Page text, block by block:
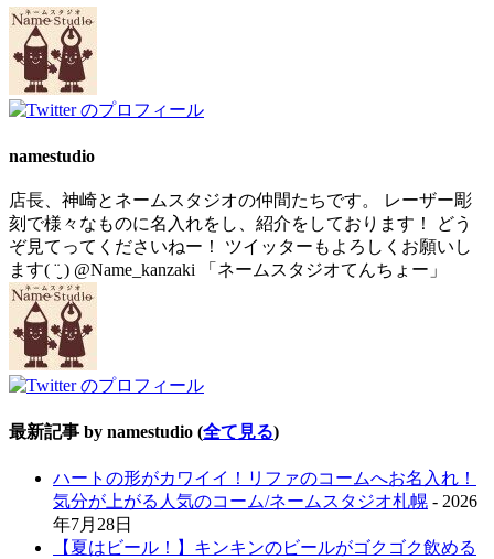
tabs
change
content
below.
namestudio
店長、神崎とネームスタジオの仲間たちです。 レーザー彫
刻で様々なものに名入れをし、紹介をしております！ どう
ぞ見てってくださいねー！ ツイッターもよろしくお願いし
ます( ¨̮ ) @Name_kanzaki 「ネームスタジオてんちょー」
最新記事 by namestudio (全て見る)
ハートの形がカワイイ！リファのコームへお名入れ！
気分が上がる人気のコーム/ネームスタジオ札幌 - 2026
年7月28日
【夏はビール！】キンキンのビールがゴクゴク飲める